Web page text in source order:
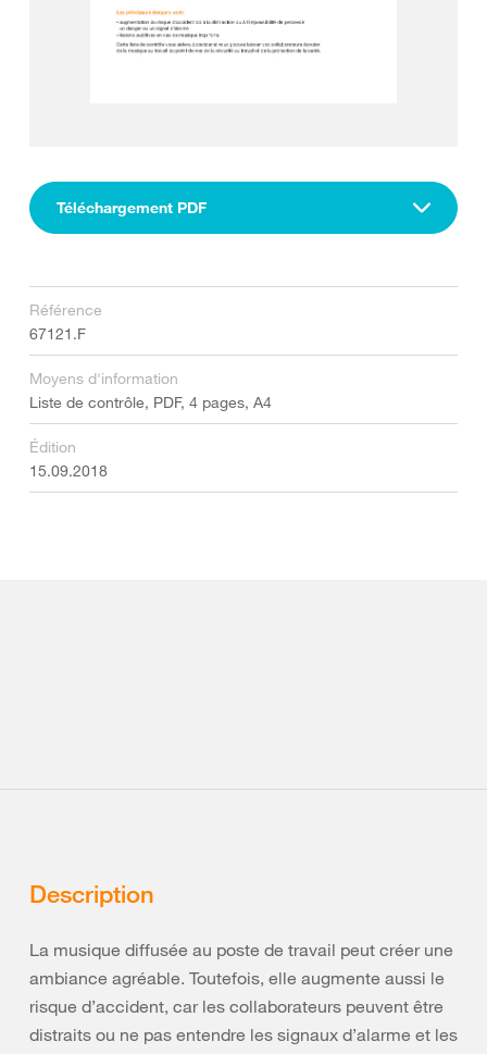
Téléchargement PDF
Référence
67121.F
Moyens d'information
Liste de contrôle, PDF, 4 pages, A4
Édition
15.09.2018
Description
La musique diffusée au poste de travail peut créer une
ambiance agréable. Toutefois, elle augmente aussi le
risque d’accident, car les collaborateurs peuvent être
distraits ou ne pas entendre les signaux d’alarme et les